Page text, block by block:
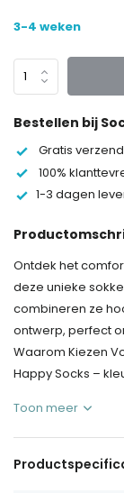
3-4 weken
Bestellen bij
Gratis
100%
1-3 dagen
Ontdek het
deze unieke
combineren ze
ontwerp, perfect
Waarom Kiezen
Happy Socks –
Toon meer